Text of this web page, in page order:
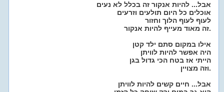
אבל... להיות אנקור זה בכלל לא נעים
אוכלים כל היום תולעים וזרעים
לעוף לעוף הלוך וחזור
זה מאוד מעייף להיות אנקור.
אילו במקום סתם ילד קטן
היה אפשר להיות לוויתן
הייתי אז בטח הכי גדול בגן
וזה מצויין.
אבל... חיים קשים להיות לוויתן